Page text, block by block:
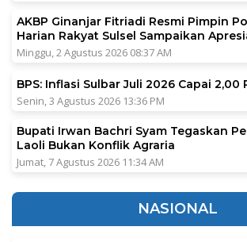
AKBP Ginanjar Fitriadi Resmi Pimpin
Harian Rakyat Sulsel Sampaikan
Minggu, 2 Agustus 2026 08:37 AM
BPS: Inflasi Sulbar Juli 2026 Capai 2,00
Senin, 3 Agustus 2026 13:36 PM
Bupati Irwan Bachri Syam Tegaskan
Laoli Bukan Konflik Agraria
Jumat, 7 Agustus 2026 11:34 AM
NASIONAL